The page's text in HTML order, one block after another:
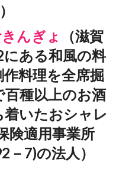
んぎょ
（滋賀
にある和風の料
料理を全席掘
百種以上のお酒
着いたおシャレ
険適用事業所
7)の法人）